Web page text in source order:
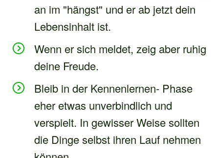
an im "hängst" und er ab jetzt dein
Lebensinhalt ist.
Wenn er sich meldet, zeig aber ruhig
deine Freude.
Bleib in der Kennenlernen- Phase
eher etwas unverbindlich und
verspielt. In gewisser Weise sollten
die Dinge selbst ihren Lauf nehmen